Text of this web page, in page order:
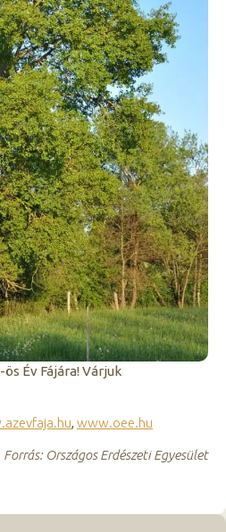
Év Fájára! Várjuk
,www.oee.hu
Forrás: Országos Erdészeti Egyesület